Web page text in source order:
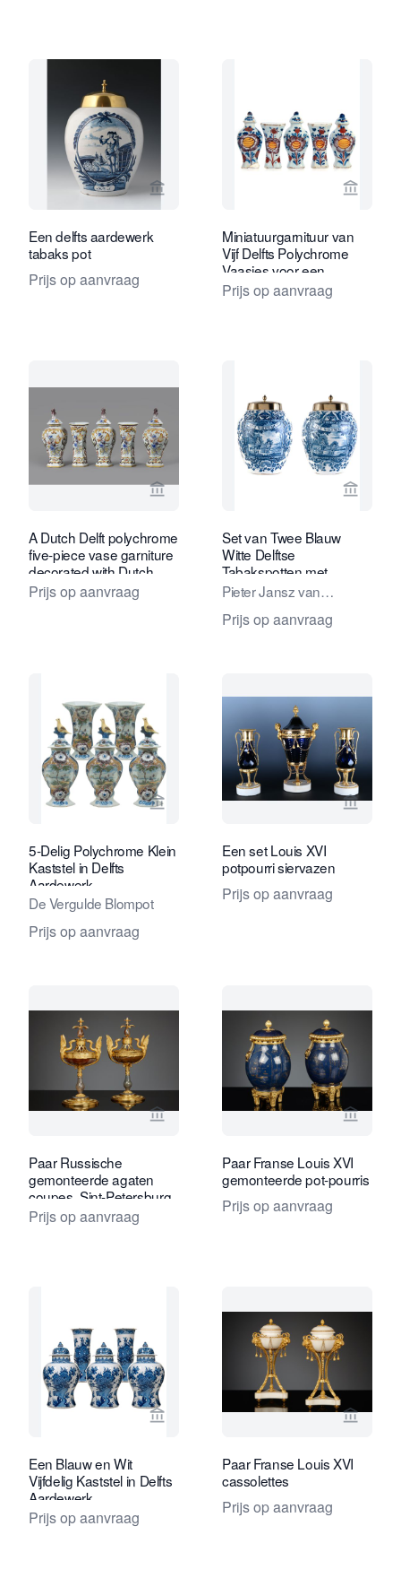
Bekijk verkoperspagina van Limburg
Een delfts aardewerk
tabaks pot
Prijs op aanvraag
Bekijk
Miniatuurgarnituur van
Vijf Delfts Polychrome
Vaasjes voor een
Poppenhuis
Prijs op aanvraag
Bekijk verkoperspagina van
A Dutch Delft polychrome
five-piece vase garniture
decorated with Dutch
tulips
Prijs op aanvraag
Bekijk
Set van Twee Blauw
Witte Delftse
Tabakspotten met
opschrift 'Het Wiltschut'
Pieter Jansz van
Marksveld / De
Grieksche A
Prijs op aanvraag
Bekijk verkoperspagina van Van Nie
5-Delig Polychrome Klein
Kaststel in Delfts
Aardewerk
De Vergulde Blompot
Prijs op aanvraag
Bekijk
Een set Louis XVI
potpourri siervazen
Prijs op aanvraag
Bekijk verkoperspagina van
Paar Russische
gemonteerde agaten
coupes, Sint-Petersburg
Prijs op aanvraag
Bekijk
Paar Franse Louis XVI
gemonteerde pot-pourris
Prijs op aanvraag
Bekijk verkoperspagina van Van Nie
Een Blauw en Wit
Vijfdelig Kaststel in Delfts
Aardewerk
Prijs op aanvraag
Bekijk
Paar Franse Louis XVI
cassolettes
Prijs op aanvraag